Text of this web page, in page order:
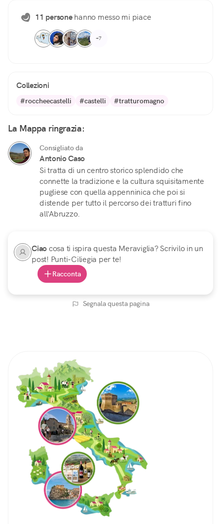
11 personehanno messo mi piace
+7
Collezioni
#roccheecastelli #castelli #tratturomagno
La Mappa ringrazia:
Consigliato da
Antonio Caso
Si tratta di un centro storico splendido che
connette la tradizione e la cultura squisitamente
pugliese con quella appenninica che poi si
distende per tutto il percorso dei tratturi fino
all'Abruzzo.
Ciaocosa ti ispira questa Meraviglia? Scrivilo in un
post! Punti-Ciliegia per te!
Racconta
Segnala questa pagina